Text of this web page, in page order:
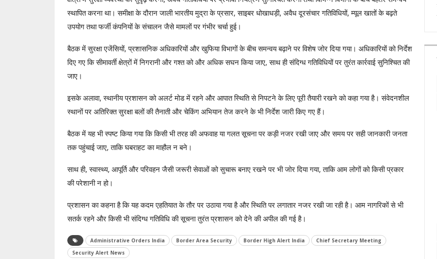
स्थापित करना था। समीक्षा के दौरान जाली भारतीय मुद्रा के प्रसार, साइबर धोखाधड़ी, अवैध दूरसंचार गतिविधियों, म्यूल खातों के बढ़ते
उपयोग तथा फर्जी कंपनियों के संचालन जैसे मामलों पर गंभीर चर्चा हुई।
बैठक में सुरक्षा एजेंसियों, प्रशासनिक अधिकारियों और खुफिया विभागों के बीच समन्वय बढ़ाने पर विशेष जोर दिया गया। अधिकारियों को निर्देश
दिए गए कि सीमावर्ती क्षेत्रों में निगरानी और गश्त को और अधिक सघन किया जाए, साथ ही संदिग्ध गतिविधियों पर तुरंत कार्रवाई सुनिश्चित की
जाए।
इसके अलावा, स्थानीय प्रशासन को अलर्ट मोड में रहने और आपात स्थिति से निपटने के लिए पूरी तैयारी रखने को कहा गया है। संवेदनशील
स्थानों पर अतिरिक्त सुरक्षा बलों की तैनाती और चेकिंग अभियान तेज करने के भी निर्देश जारी किए गए हैं।
बैठक में यह भी स्पष्ट किया गया कि किसी भी तरह की अफवाह या गलत सूचना पर कड़ी नजर रखी जाए और समय पर सही जानकारी जनता
तक पहुंचाई जाए, ताकि घबराहट का माहौल न बने।
साथ ही, स्वास्थ्य, आपूर्ति और परिवहन जैसी जरूरी सेवाओं को सुचारू बनाए रखने पर भी जोर दिया गया, ताकि आम लोगों को किसी प्रकार
की परेशानी न हो।
प्रशासन का कहना है कि यह कदम एहतियात के तौर पर उठाया गया है और स्थिति पर लगातार नजर रखी जा रही है। आम नागरिकों से भी
सतर्क रहने और किसी भी संदिग्ध गतिविधि की सूचना तुरंत प्रशासन को देने की अपील की गई है।
Administrative Orders India Border Area Security Border High Alert India
Chief Secretary Meeting
Security Alert News